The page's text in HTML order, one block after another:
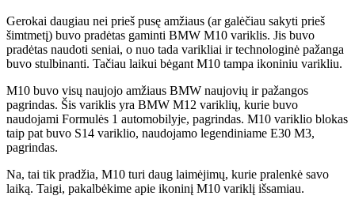
Gerokai daugiau nei prieš pusę amžiaus (ar galėčiau sakyti prieš
šimtmetį) buvo pradėtas gaminti BMW M10 variklis. Jis buvo
pradėtas naudoti seniai, o nuo tada varikliai ir technologinė pažanga
buvo stulbinanti. Tačiau laikui bėgant M10 tampa ikoniniu varikliu.
M10 buvo visų naujojo amžiaus BMW naujovių ir pažangos
pagrindas. Šis variklis yra BMW M12 variklių, kurie buvo
naudojami Formulės 1 automobilyje, pagrindas. M10 variklio blokas
taip pat buvo S14 variklio, naudojamo legendiniame E30 M3,
pagrindas.
Na, tai tik pradžia, M10 turi daug laimėjimų, kurie pralenkė savo
laiką. Taigi, pakalbėkime apie ikoninį M10 variklį išsamiau.